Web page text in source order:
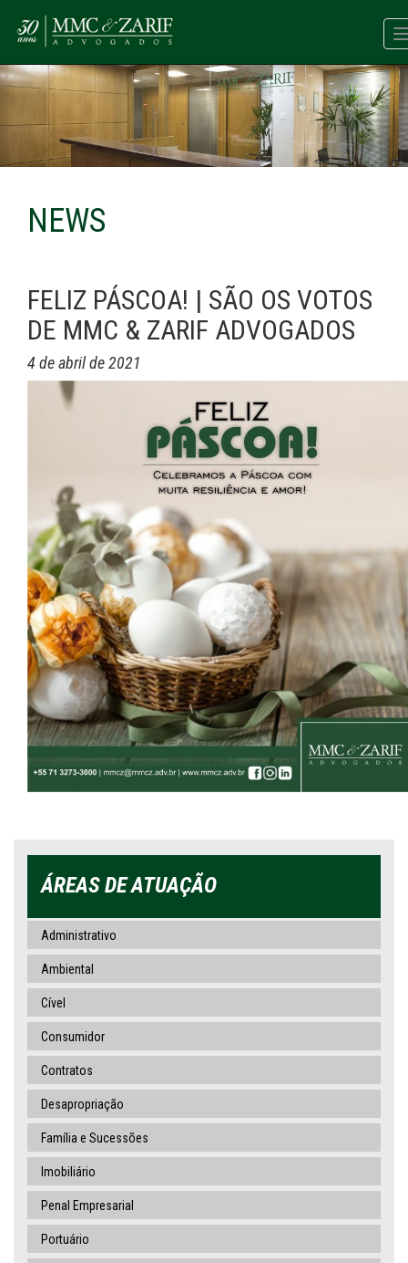
NEWS
FELIZ PÁSCOA! | SÃO OS VOTOS
DE MMC & ZARIF ADVOGADOS
4 de abril de 2021
ÁREAS DE ATUAÇÃO
Administrativo
Ambiental
Cível
Consumidor
Contratos
Desapropriação
Família e Sucessões
Imobiliário
Penal Empresarial
Portuário